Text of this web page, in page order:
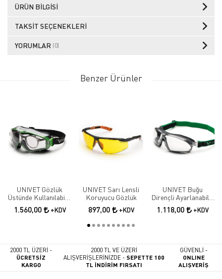
ÜRÜN BILGISI
TAKSIT SEÇENEKLERI
YORUMLAR (0)
Benzer Ürünler
UNIVET Gözlük
Üstünde Kullanılabilir
Kauçuk Içlikli
Koruyucu Gözlük
1.560,00 +KDV
UNIVET Sarı Lensli
Koruyucu Gözlük
897,00 +KDV
UNIVET Buğu
Dirençli Ayarlanabilir
Saplı Baş Bantlı
Koruyucu Gözlük
1.118,00 +KDV
2000 TL ÜZERİ -
ÜCRETSİZ
KARGO
2000 TL VE ÜZERİ
ALIŞVERİŞLERİNİZDE -SEPETTE 100
TL İNDİRİM FIRSATI
GÜVENLİ -
ONLINE
ALIŞVERİŞ